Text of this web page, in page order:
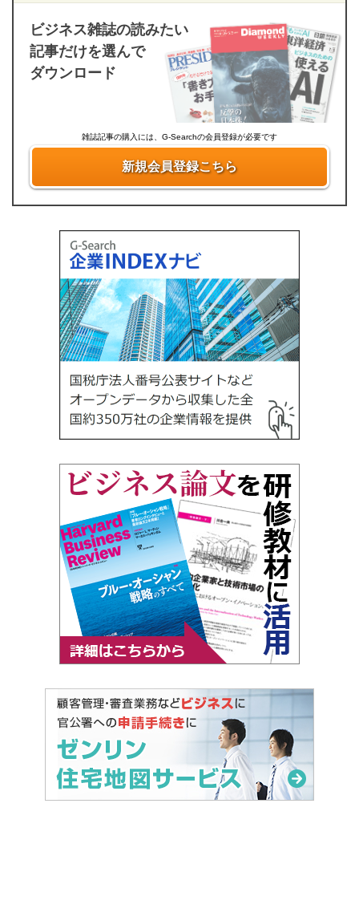
ビジネス雑誌の読みたい
記事だけを選んで
ダウンロード
雑誌記事の購入には、G-Searchの会員登録が必要です
新規会員登録こちら